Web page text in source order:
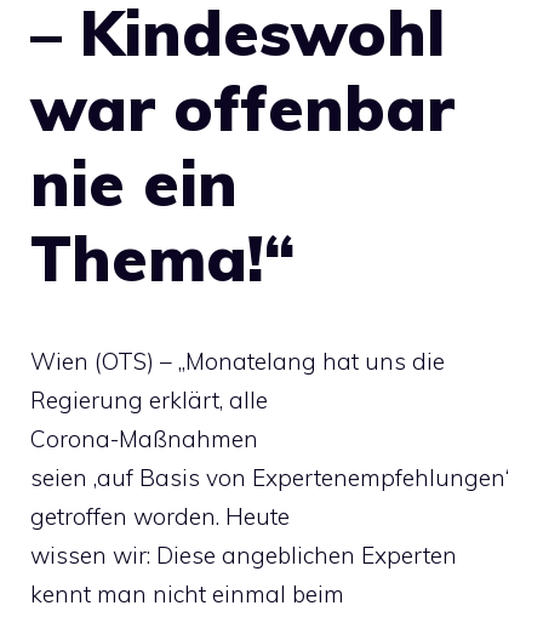
– Kindeswohl
war offenbar
nie ein
Thema!“
Wien (OTS) – „Monatelang hat uns die
Regierung erklärt, alle
Corona-Maßnahmen
seien ‚auf Basis von Expertenempfehlungen‘
getroffen worden. Heute
wissen wir: Diese angeblichen Experten
kennt man nicht einmal beim